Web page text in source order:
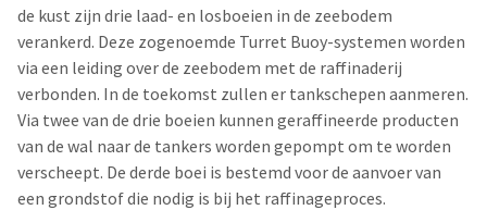
de kust zijn drie laad- en losboeien in de zeebodem
verankerd. Deze zogenoemde Turret Buoy-systemen worden
via een leiding over de zeebodem met de raffinaderij
verbonden. In de toekomst zullen er tankschepen aanmeren.
Via twee van de drie boeien kunnen geraffineerde producten
van de wal naar de tankers worden gepompt om te worden
verscheept. De derde boei is bestemd voor de aanvoer van
een grondstof die nodig is bij het raffinageproces.